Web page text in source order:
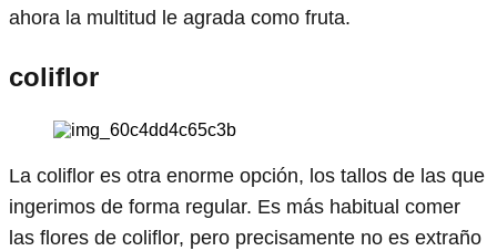
ahora la multitud le agrada como fruta.
coliflor
La coliflor es otra enorme opción, los tallos de las que
ingerimos de forma regular. Es más habitual comer
las flores de coliflor, pero precisamente no es extraño